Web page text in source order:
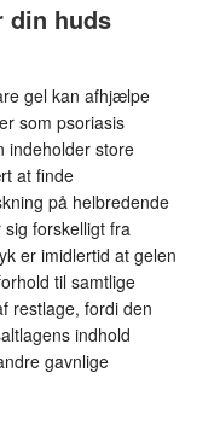
din huds
gel kan afhjælpe
som psoriasis
indeholder store
at finde
på helbredende
forskelligt fra
er imidlertid at gelen
til samtlige
restlage, fordi den
indhold
gavnlige